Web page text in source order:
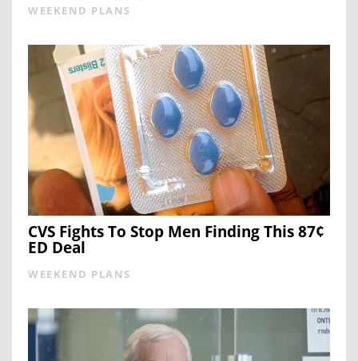
WEEKEND PLANS
CVS Fights To Stop Men Finding This 87¢
ED Deal
WEEKEND PLANS